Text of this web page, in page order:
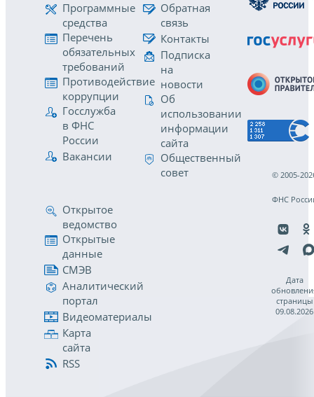
Программные
средства
Перечень
обязательных
требований
Противодействие
коррупции
Госслужба
в ФНС
России
Вакансии
Обратная
связь
Контакты
Подписка
на
новости
Об
использовании
информации
сайта
Общественный
совет
Открытое
ведомство
Открытые
данные
СМЭВ
Аналитический
портал
Видеоматериалы
Карта
сайта
RSS
© 2005-
ФНС
Дата
страницы
09.08.2026